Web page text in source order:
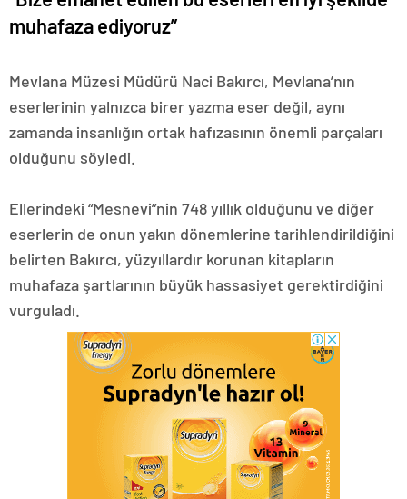
muhafaza ediyoruz”
Mevlana Müzesi Müdürü Naci Bakırcı, Mevlana’nın
eserlerinin yalnızca birer yazma eser değil, aynı
zamanda insanlığın ortak hafızasının önemli parçaları
olduğunu söyledi.
Ellerindeki “Mesnevi”nin 748 yıllık olduğunu ve diğer
eserlerin de onun yakın dönemlerine tarihlendirildiğini
belirten Bakırcı, yüzyıllardır korunan kitapların
muhafaza şartlarının büyük hassasiyet gerektirdiğini
vurguladı.